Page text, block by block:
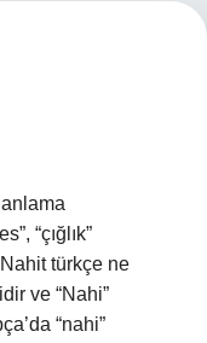
“çığlık”
Nahit türkçe ne
ve “Nahi”
“nahi”